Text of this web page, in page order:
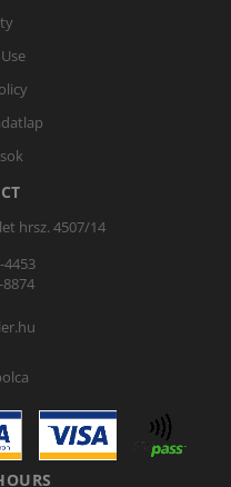
hrsz. 4507/14
4453
8874